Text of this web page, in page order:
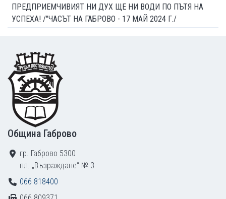
ПРЕДПРИЕМЧИВИЯТ НИ ДУХ ЩЕ НИ ВОДИ ПО ПЪТЯ НА
УСПЕХА! /"ЧАСЪТ НА ГАБРОВО - 17 МАЙ 2024 Г./
Footer
Община Габрово
гр. Габрово 5300
пл. „Възраждане“ № 3
066 818400